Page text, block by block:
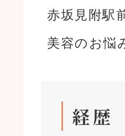
赤坂見附駅
美容のお悩
経歴